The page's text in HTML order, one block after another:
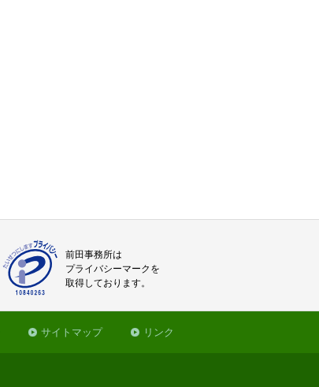
前田事務所は
プライバシーマークを
取得しております。
サイトマップ リンク